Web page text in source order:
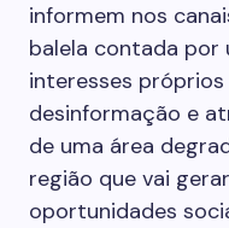
informem nos
balela contada por
interesses
desinformação e
de uma área
região que vai
oportunidades